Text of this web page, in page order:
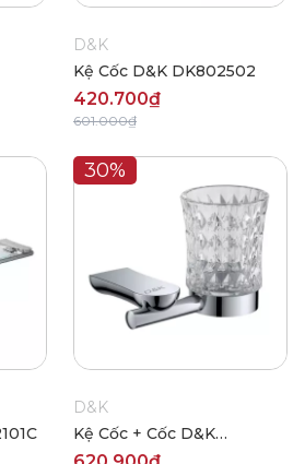
D&K
Kệ Cốc D&K DK802502
420.700₫
601.000₫
30%
D&K
Kệ Cốc + Cốc D&K
DK801007C